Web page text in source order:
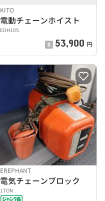
KITO
電動チェーンホイスト
EDH10S
53,900 円
EREPHANT
電気チェーンブロック
1TON